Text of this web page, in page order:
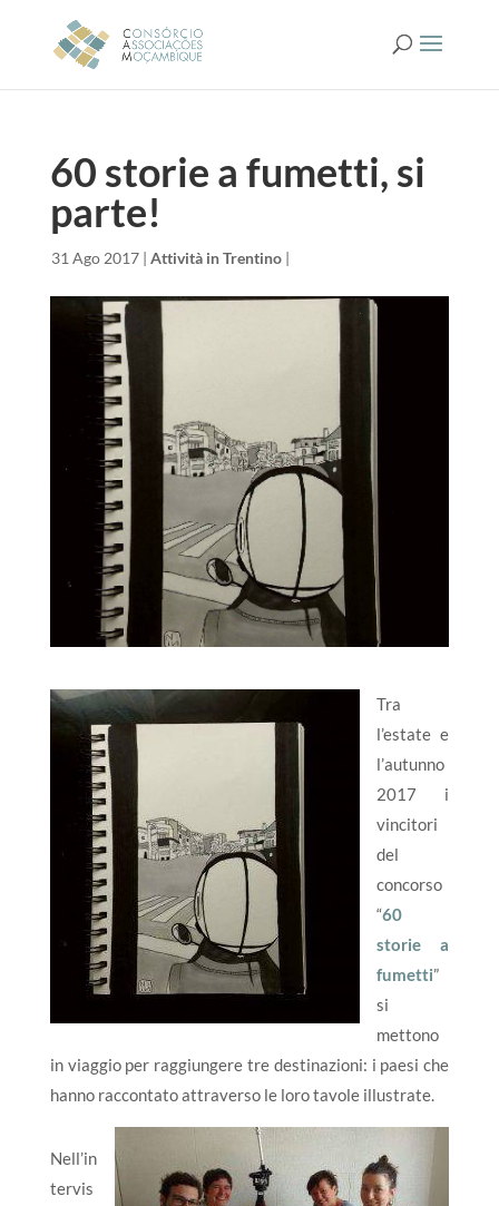
60 storie a fumetti, si
parte!
31 Ago 2017| Attività in Trentino|
Tra
l’estate e
l’autunno
2017 i
vincitori
del
concorso
“60
storie a
fumetti”
si
mettono
in viaggio per raggiungere tre destinazioni: i paesi che
hanno raccontato attraverso le loro tavole illustrate.
Nell’in
tervis